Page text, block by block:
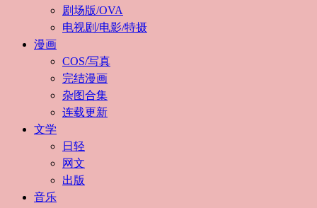
剧场版/OVA
电视剧/电影/特摄
漫画
COS/写真
完结漫画
杂图合集
连载更新
文学
日轻
网文
出版
音乐